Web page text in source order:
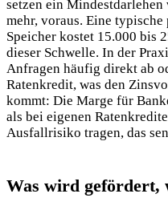
setzen ein
mehr, voraus. Eine
Speicher kostet 15.000 bis
dieser Schwelle. In der
Anfragen häufig direkt ab
Ratenkredit, was den
kommt: Die Marge für
als bei eigenen
Ausfallrisiko tragen, das
Was wird gefördert,